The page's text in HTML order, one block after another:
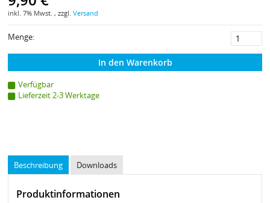
inkl. 7% Mwst. , zzgl. Versand
Menge:
In den Warenkorb
Verfügbar
Lieferzeit 2-3 Werktage
Beschreibung Downloads
Produktinformationen